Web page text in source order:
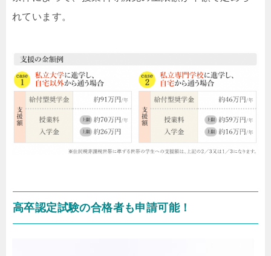
れています。
高卒認定試験の合格者も申請可能！